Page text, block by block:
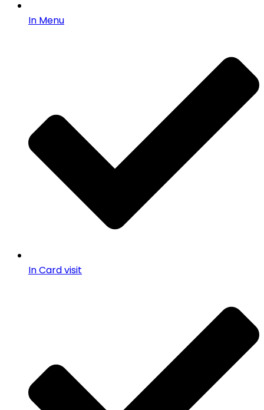
In Menu
In Card visit